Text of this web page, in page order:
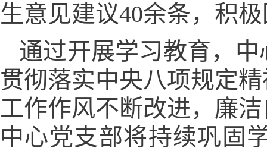
生意见建议40余条，积
通过开展学习教育，
贯彻落实中央八项规定
工作作风不断改进，廉
中心党支部将持续巩固